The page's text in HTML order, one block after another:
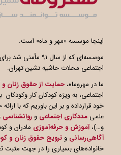
اینجا موسسه «مهر و ماه» است.
موسسه‌ای که از سال
اجتماعی محلات حاشیه نشین تهران.
ما در مهروماه، حمایت از حقوق زنان و
اجتماعی، به ویژه کودکان کار وکودکان
خود قرارداده و بر این باوریم که با
علمی مددکاری اجتماعی وروانشناسی
و…)،آموزش و حرفه‌آموزی مادران و
آگاهیرسانی وترویج حقوق زنان و
خانواده‌های بسیاری را در جهت مثبت